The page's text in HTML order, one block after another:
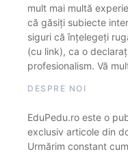
mult mai multă
că găsiți subiecte
siguri că înțelegeți
(cu link), ca o
profesionalism. Vă
DESPRE NOI
EduPedu.ro este o
exclusiv articole din
Urmărim constant